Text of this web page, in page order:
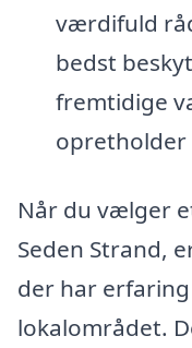
værdifuld
bedst
fremtidige
opretholder
Når du vælger
Seden Strand,
der har
lokalområdet.